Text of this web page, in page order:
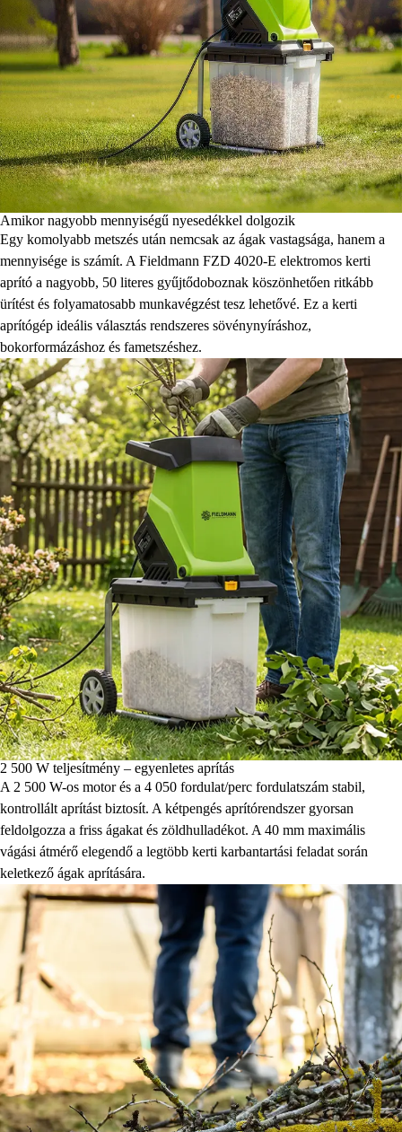
Amikor nagyobb mennyiségű nyesedékkel dolgozik
Egy komolyabb metszés után nemcsak az ágak vastagsága, hanem a
mennyisége is számít. A Fieldmann FZD 4020-E elektromos kerti
aprító a nagyobb, 50 literes gyűjtődoboznak köszönhetően ritkább
ürítést és folyamatosabb munkavégzést tesz lehetővé. Ez a kerti
aprítógép ideális választás rendszeres sövénynyíráshoz,
bokorformázáshoz és fametszéshez.
2 500 W teljesítmény – egyenletes aprítás
A 2 500 W-os motor és a 4 050 fordulat/perc fordulatszám stabil,
kontrollált aprítást biztosít. A kétpengés aprítórendszer gyorsan
feldolgozza a friss ágakat és zöldhulladékot. A 40 mm maximális
vágási átmérő elegendő a legtöbb kerti karbantartási feladat során
keletkező ágak aprítására.